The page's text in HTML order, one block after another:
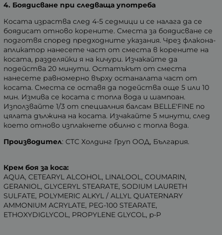
4. Боядисване при следваща употреба
Косата израства след 4-5 седмици и се налага да се
боядисат отново корените. Сместа за боядисване се
подготвя според предходните указания. Чрез флакона-
апликатор нанесете част от сместа в корените на
косата, разделяйки я на кичури. Изчакайте да
подейства 20 минути. Остатъкът от сместа
нанесете равномерно върху останалата част от
косата. Сместа се оставя да подейства още 5 или 10
мин. Измива се косата с топла вода и шампоан.
Използвайте 1/3 от специалния балсам BELLE'FINE по
цялата дължина на косата. Изчакайте 5 минути, след
което отново изплакнете обилно с топла вода.
Производител: СТС Холдинг Груп ООД, България.
Крем боя за коса:
AQUA, CETEARYL ALCOHOL, LINALOOL, COUMARIN,
GERANIOL, GLYCERYL STEARATE, SODIUM LAURETH
SULFATE, POLYMERIC ALKYL / ALLYL QUATERNARY
AMMONIUM ACRYLATE, PEG-100 STEARATE,
ETHOXYDIGLYCOL, PROPYLENE GLYCOL, p-P